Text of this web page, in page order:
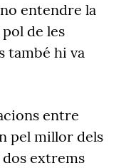
entendre la
de les
també hi va
entre
pel millor dels
extrems